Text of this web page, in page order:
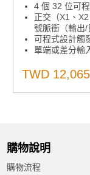
4 個 32 位可
正交（X1、
號脈衝（輸出/
可程式設計觸
單端或差分輸
所有信號的 2
TWD 12,065
購物說明
購物流程